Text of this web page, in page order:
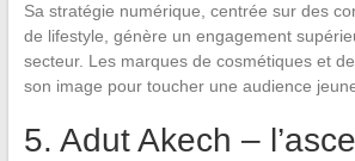
Sa stratégie numérique, centrée sur des
de lifestyle, génère un engagement
secteur. Les marques de cosmétiques et
son image pour toucher une audience
5. Adut Akech –